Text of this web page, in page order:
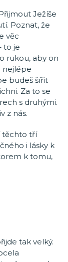
Ježíše
Poznat, že
věc
to je
rukou, aby on
nejlépe
budeš šířit
Za to se
s druhými.
z nás.
těchto tří
i lásky k
k tomu,
tak velký.